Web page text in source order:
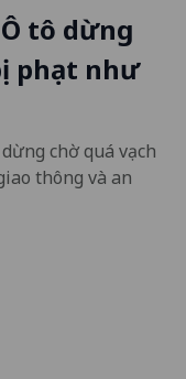
tô dừng
phạt như
chờ quá vạch
thông và an